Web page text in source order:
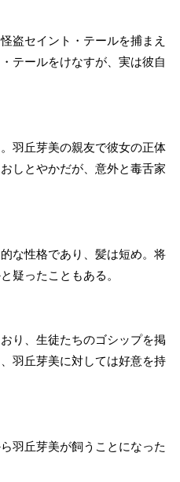
盗セイント・テールを捕まえ
テールをけなすが、実は彼自
羽丘芽美の親友で彼女の正体
しとやかだが、意外と毒舌家
な性格であり、髪は短め。将
疑ったこともある。
り、生徒たちのゴシップを掲
羽丘芽美に対しては好意を持
羽丘芽美が飼うことになった